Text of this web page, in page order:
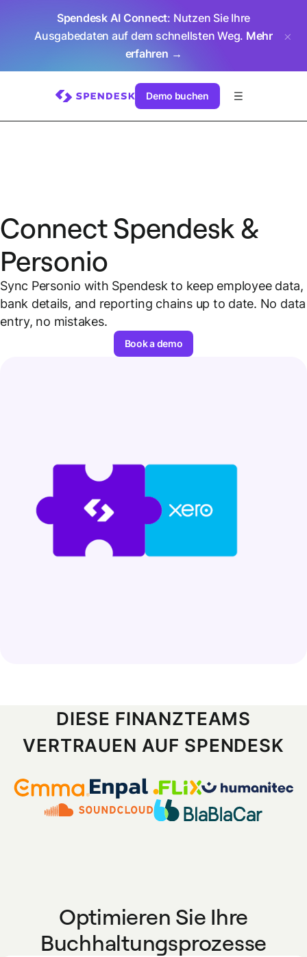
Spendesk AI Connect: Nutzen Sie Ihre
Ausgabedaten auf dem schnellsten Weg. Mehr
erfahren →
Demo buchen
Connect Spendesk &
Personio
Sync Personio with Spendesk to keep employee data,
bank details, and reporting chains up to date. No data
entry, no mistakes.
Book a demo
DIESE FINANZTEAMS
VERTRAUEN AUF SPENDESK
Optimieren Sie Ihre
Buchhaltungsprozesse